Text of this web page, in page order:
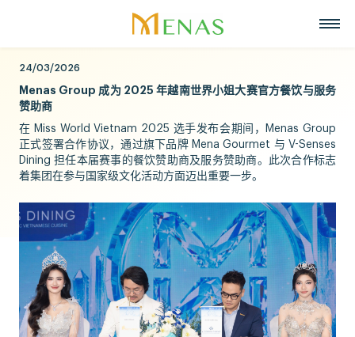
主页
关于我们
关于Menas集团
愿景, 使命, 核心价值
社会责任
荣誉与奖项
代表项目
超市
零售
美食
化妆品与香水
资产管理
度假酒店
新闻与活动
招聘
战略合作伙伴
中文
Tiếng Việt
English
24/03/2026
Menas Group 成为 2025 年越南世界小姐大赛官方餐饮与服务
赞助商
在 Miss World Vietnam 2025 选手发布会期间，Menas Group
正式签署合作协议，通过旗下品牌 Mena Gourmet 与 V-Senses
Dining 担任本届赛事的餐饮赞助商及服务赞助商。此次合作标志
着集团在参与国家级文化活动方面迈出重要一步。